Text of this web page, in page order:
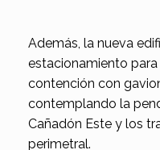
Además, la nueva
estacionamiento
contención con
contemplando la
Cañadón Este y los
perimetral.